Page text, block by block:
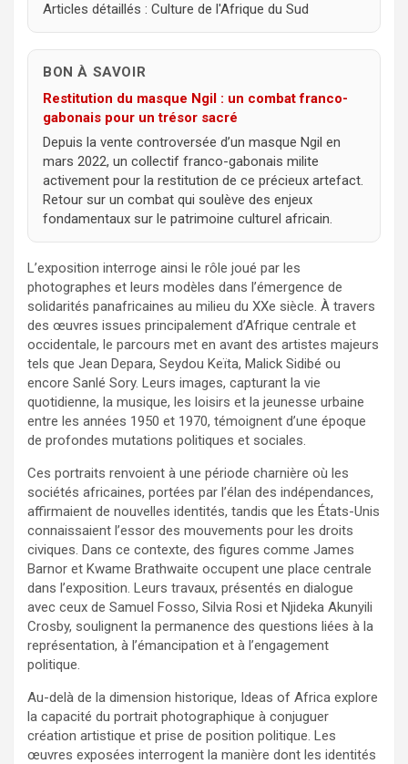
Articles détaillés : Culture de l'Afrique du Sud
BON À SAVOIR
Restitution du masque Ngil : un combat franco-
gabonais pour un trésor sacré
Depuis la vente controversée d’un masque Ngil en
mars 2022, un collectif franco-gabonais milite
activement pour la restitution de ce précieux artefact.
Retour sur un combat qui soulève des enjeux
fondamentaux sur le patrimoine culturel africain.
L’exposition interroge ainsi le rôle joué par les
photographes et leurs modèles dans l’émergence de
solidarités panafricaines au milieu du XXe siècle. À travers
des œuvres issues principalement d’Afrique centrale et
occidentale, le parcours met en avant des artistes majeurs
tels que Jean Depara, Seydou Keïta, Malick Sidibé ou
encore Sanlé Sory. Leurs images, capturant la vie
quotidienne, la musique, les loisirs et la jeunesse urbaine
entre les années 1950 et 1970, témoignent d’une époque
de profondes mutations politiques et sociales.
Ces portraits renvoient à une période charnière où les
sociétés africaines, portées par l’élan des indépendances,
affirmaient de nouvelles identités, tandis que les États-Unis
connaissaient l’essor des mouvements pour les droits
civiques. Dans ce contexte, des figures comme James
Barnor et Kwame Brathwaite occupent une place centrale
dans l’exposition. Leurs travaux, présentés en dialogue
avec ceux de Samuel Fosso, Silvia Rosi et Njideka Akunyili
Crosby, soulignent la permanence des questions liées à la
représentation, à l’émancipation et à l’engagement
politique.
Au-delà de la dimension historique, Ideas of Africa explore
la capacité du portrait photographique à conjuguer
création artistique et prise de position politique. Les
œuvres exposées interrogent la manière dont les identités